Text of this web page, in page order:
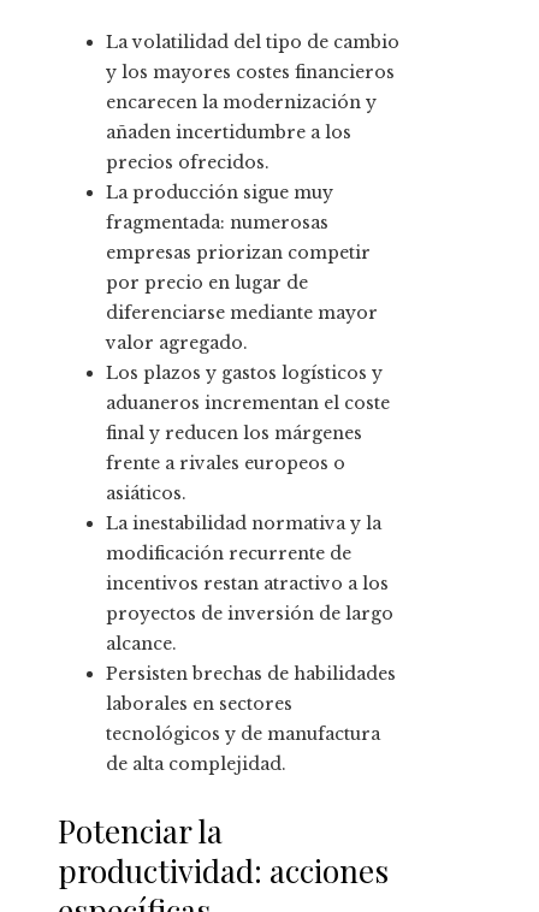
La volatilidad del tipo de cambio
y los mayores costes financieros
encarecen la modernización y
añaden incertidumbre a los
precios ofrecidos.
La producción sigue muy
fragmentada: numerosas
empresas priorizan competir
por precio en lugar de
diferenciarse mediante mayor
valor agregado.
Los plazos y gastos logísticos y
aduaneros incrementan el coste
final y reducen los márgenes
frente a rivales europeos o
asiáticos.
La inestabilidad normativa y la
modificación recurrente de
incentivos restan atractivo a los
proyectos de inversión de largo
alcance.
Persisten brechas de habilidades
laborales en sectores
tecnológicos y de manufactura
de alta complejidad.
Potenciar la
productividad: acciones